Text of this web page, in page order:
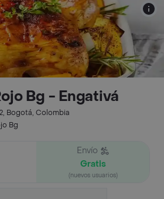
Bg - Engativá
Bogotá, Colombia
Bg
Envío
Gratis
(nuevos usuarios)